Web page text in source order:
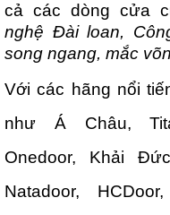
cả các dòng cửa
nghệ Đài loan,
song ngang, mắc
Với các hãng nổi
như Á Châu,
Onedoor, Khải
Natadoor,